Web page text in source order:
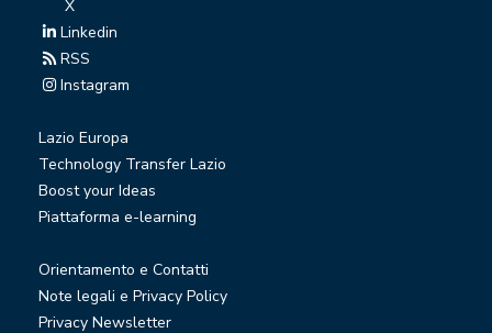
X
Linkedin
RSS
Instagram
Lazio Europa
Technology Transfer Lazio
Boost your Ideas
Piattaforma e-learning
Orientamento e Contatti
Note legali e Privacy Policy
Privacy Newsletter